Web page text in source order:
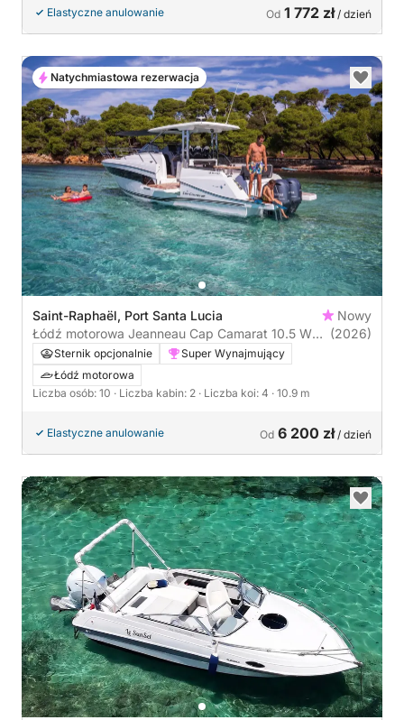
Elastyczne anulowanie Od 1 772 zł/ dzień
Saint-Raphaël, Port Santa Lucia
Nowy
Łódź motorowa Jeanneau Cap Camarat 10.5 WA
S2 800KM
(2026)
Sternik opcjonalnie
Super Wynajmujący
Łódź motorowa
Liczba osób: 10 · Liczba kabin: 2 · Liczba koi: 4 · 10.9 m
Elastyczne anulowanie Od 6 200 zł/ dzień
Natychmiastowa rezerwacja